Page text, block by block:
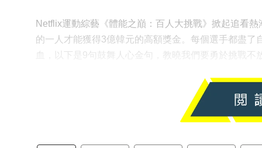
Netflix運動綜藝《體能之巔：百人大挑戰》掀起追看
的一人才能獲得3億韓元的高額獎金。每個選手都盡
血，以下是9句鼓舞人心金句，教曉我們要勇於挑戰不